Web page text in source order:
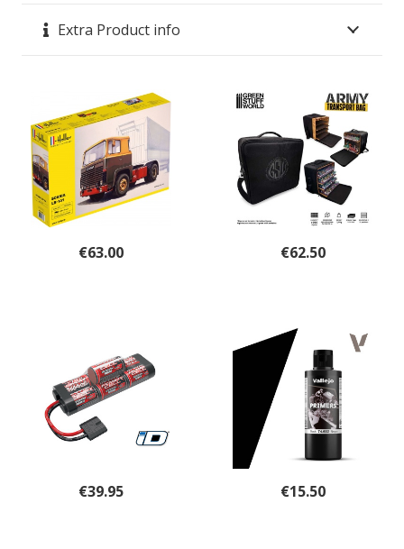
Extra Product info
€63.00 €62.50
€39.95 €15.50